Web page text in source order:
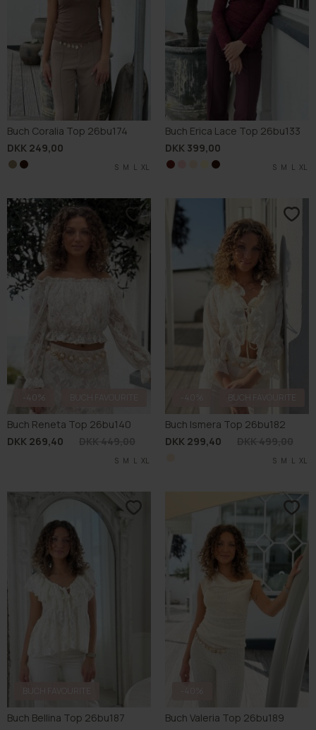
Buch Coralia Top 26bu174
DKK 249,00
S M L XL
S M L XL
Buch Erica Lace Top 26bu133
DKK 399,00
S M L XL
S M L XL
S M L XLL
S M L XL
Buch Reneta Top 26bu140
DKK 269,40
S M L XL
Buch Ismera Top 26bu182
DKK 299,40
S M L XL
Buch Bellina Top 26bu187
Buch Valeria Top 26bu189